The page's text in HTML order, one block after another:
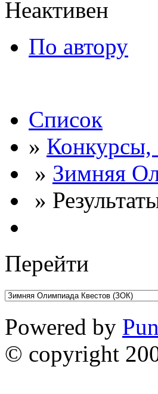
Неактивен
По автору
Список
» Конкурсы,
» Зимняя
»
Перейти
Powered by
© copyright